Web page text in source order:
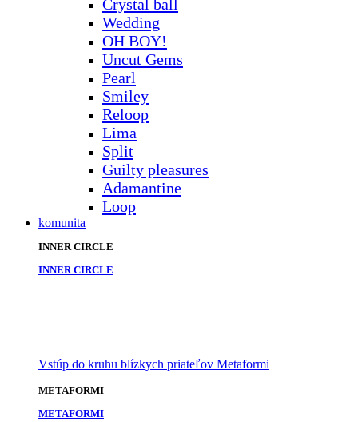
Crystal ball
Wedding
OH BOY!
Uncut Gems
Pearl
Smiley
Reloop
Lima
Split
Guilty pleasures
Adamantine
Loop
komunita
INNER CIRCLE
INNER CIRCLE
Vstúp do kruhu blízkych priateľov Metaformi
METAFORMI
METAFORMI